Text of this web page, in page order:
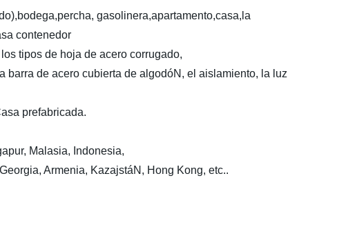
gasolinera,apartamento,casa,la
contenedor
tipos de hoja de acero corrugado,
barra de acero cubierta de algodóN, el aislamiento, la luz
prefabricada.
Malasia, Indonesia,
Armenia, KazajstáN, Hong Kong, etc..